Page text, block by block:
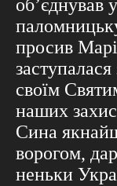
об’єднував
просив
своїм
наших
Сина
ворогом,
неньки